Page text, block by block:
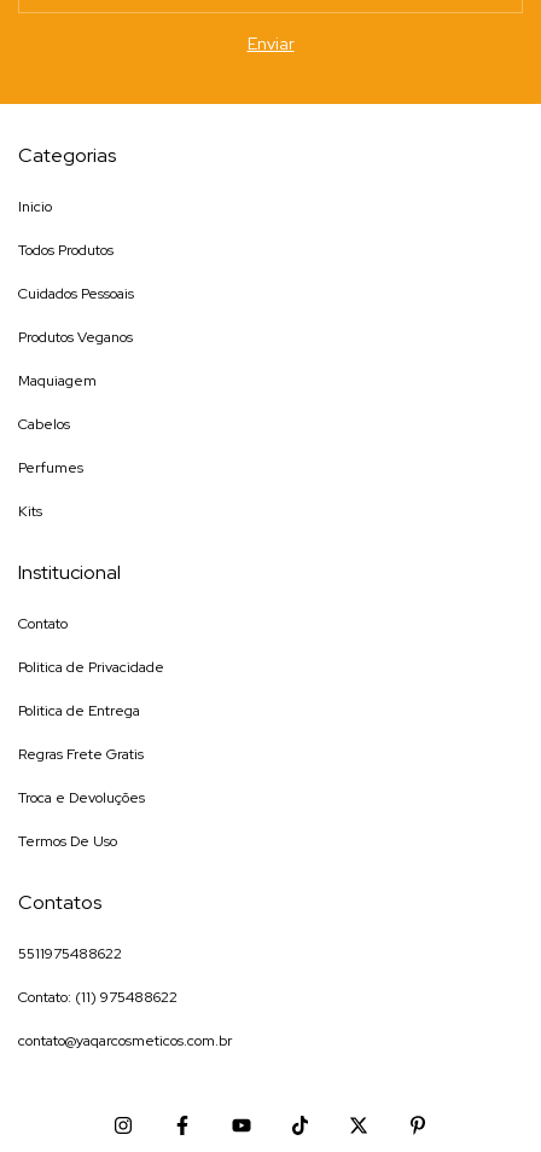
Categorias
Inicio
Todos Produtos
Cuidados Pessoais
Produtos Veganos
Maquiagem
Cabelos
Perfumes
Kits
Institucional
Contato
Politica de Privacidade
Politica de Entrega
Regras Frete Gratis
Troca e Devoluções
Termos De Uso
Contatos
5511975488622
Contato: (11) 975488622
contato@yaqarcosmeticos.com.br